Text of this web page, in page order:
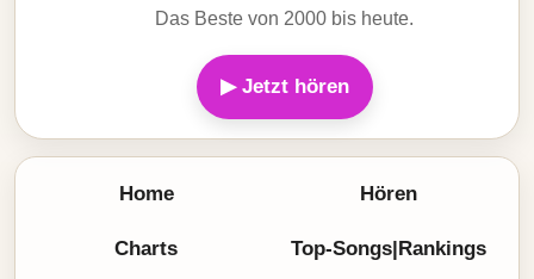
Das Beste von 2000 bis heute.
▶ Jetzt hören
Home Hören
Charts Top-Songs|Rankings